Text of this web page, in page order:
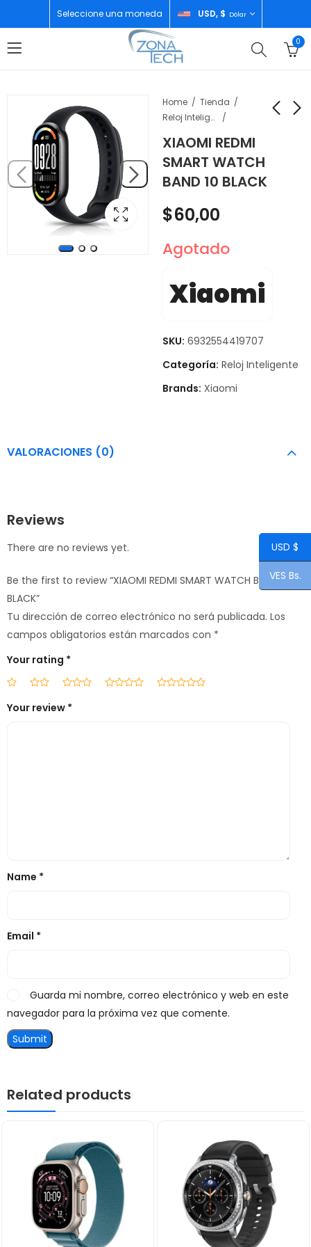
Seleccione una moneda USD, $ Dólar
0
Home
Tienda
Reloj Inteligente
XIAOMI REDMI
SMART WATCH
BAND 10 BLACK
CONGELADOR
200LTS SAL-CF200W
$ 250,00
WATCH BAND 10 PINK
$60,00
$60,00
Agotado
Xiaomi
SKU: 6932554419707
Categoría: Reloj Inteligente
Brands: Xiaomi
VALORACIONES (0)
Reviews
There are no reviews yet.
Be the first to review “XIAOMI REDMI SMART WATCH BAND 10
BLACK”
Tu dirección de correo electrónico no será publicada. Los
campos obligatorios están marcados con *
Your rating *
Your review *
Name *
Email *
Guarda mi nombre, correo electrónico y web en este
navegador para la próxima vez que comente.
Related products
USD $
VES Bs.